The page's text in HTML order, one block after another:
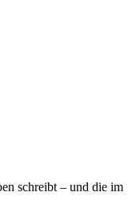
schreibt – und die im